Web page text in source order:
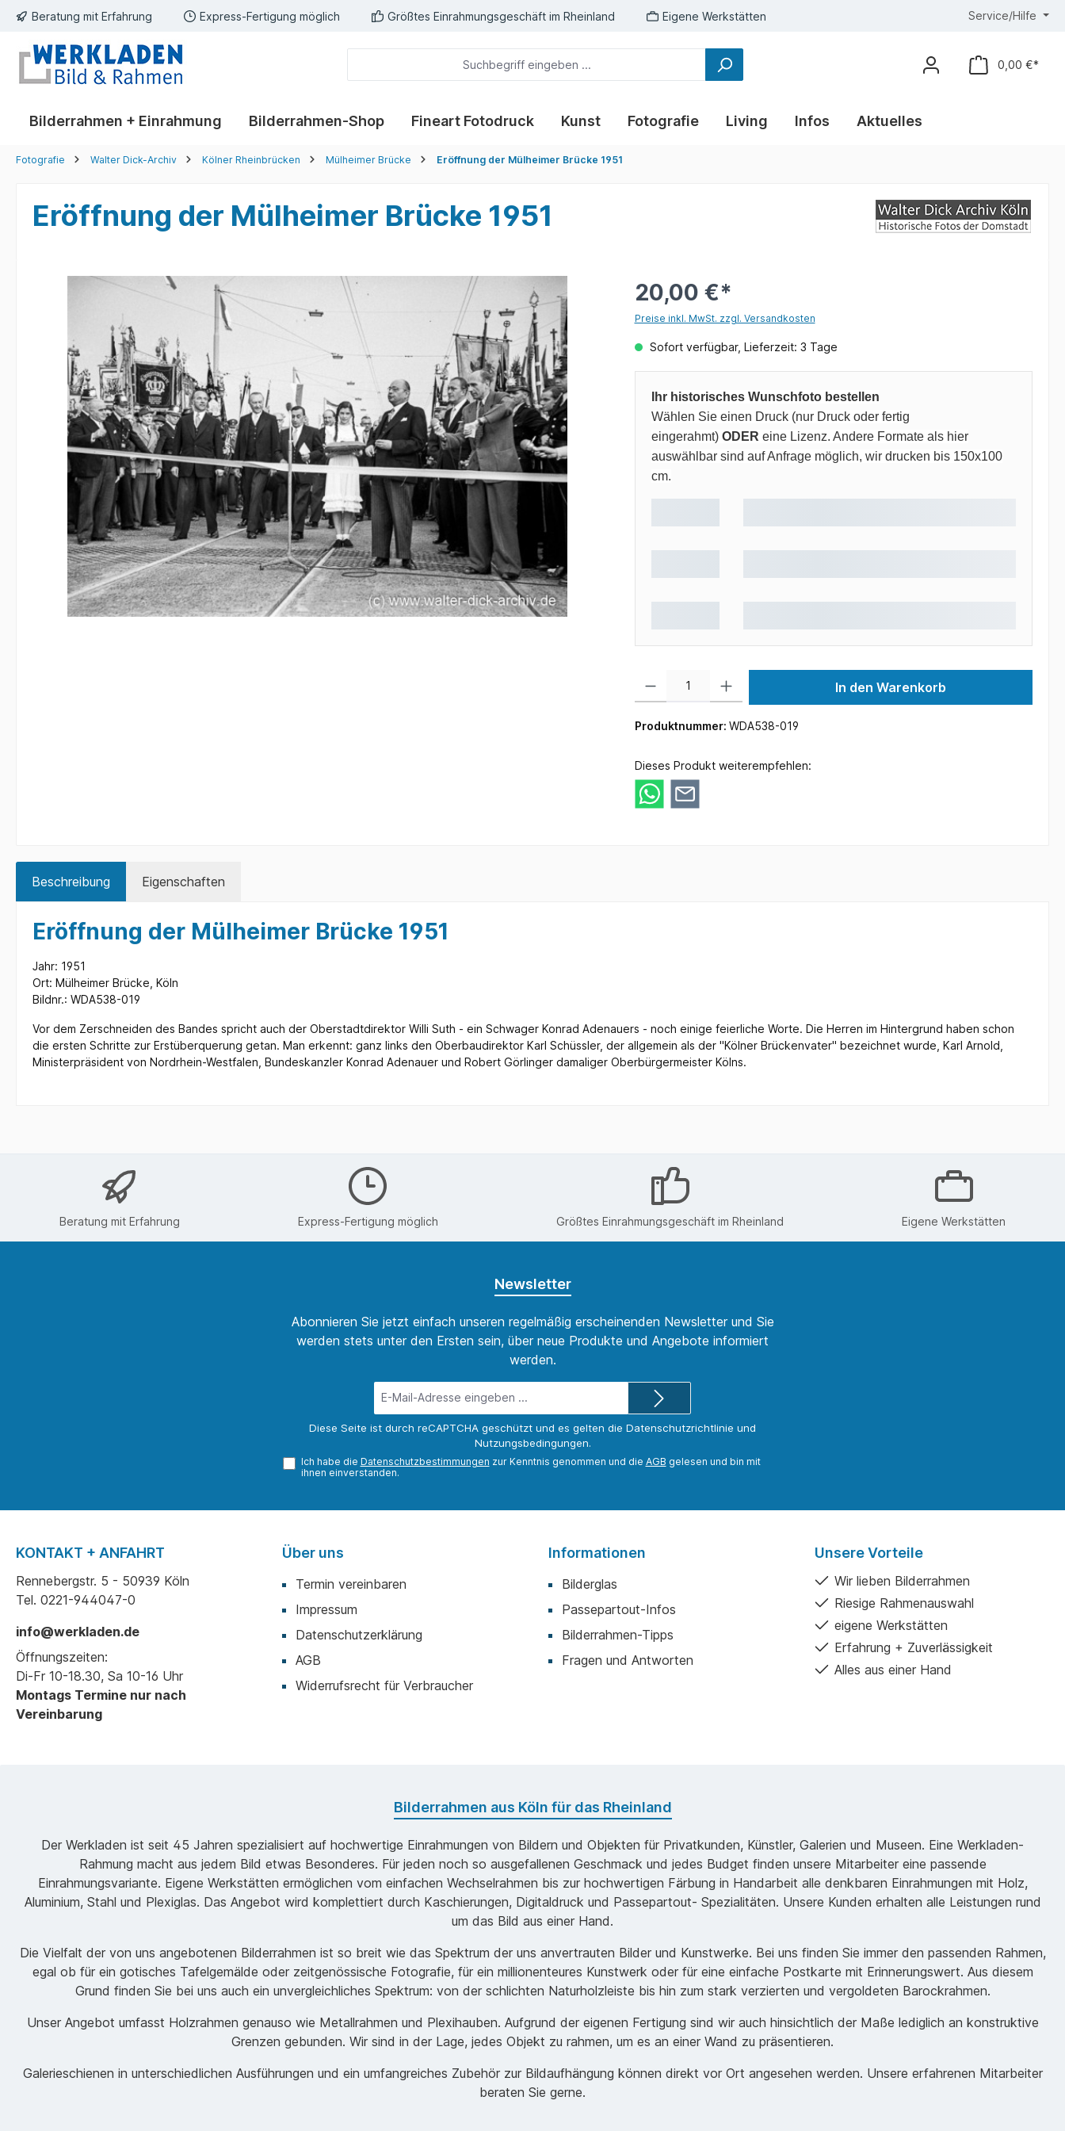
Zur Hauptnavigation springen
Beratung mit Erfahrung Express-Fertigung möglich Größtes Einrahmungsgeschäft im Rheinland Eigene Werkstätten Service/Hilfe
0,00 €*
Bilderrahmen + Einrahmung Bilderrahmen-Shop Fineart Fotodruck Kunst Fotografie Living Infos Aktuelles
Fotografie Walter Dick-Archiv Kölner Rheinbrücken Mülheimer Brücke Eröffnung der Mülheimer Brücke 1951
Eröffnung der Mülheimer Brücke 1951
Bildergalerie überspringen 20,00 €*
Preise inkl. MwSt. zzgl. Versandkosten
Sofort verfügbar, Lieferzeit: 3 Tage
Ihr historisches Wunschfoto bestellen
Wählen Sie einen Druck (nur Druck oder fertig
eingerahmt) ODER eine Lizenz. Andere Formate als hier
auswählbar sind auf Anfrage möglich, wir drucken bis 150x100
cm.
In den Warenkorb
Produktnummer: WDA538-019
Dieses Produkt weiterempfehlen:
Beschreibung Eigenschaften
Eröffnung der Mülheimer Brücke 1951
Jahr: 1951
Ort: Mülheimer Brücke, Köln
Bildnr.: WDA538-019
Vor dem Zerschneiden des Bandes spricht auch der Oberstadtdirektor Willi Suth - ein Schwager Konrad Adenauers - noch einige feierliche Worte. Die Herren im Hintergrund haben schon
die ersten Schritte zur Erstüberquerung getan. Man erkennt: ganz links den Oberbaudirektor Karl Schüssler, der allgemein als der "Kölner Brückenvater" bezeichnet wurde, Karl Arnold,
Ministerpräsident von Nordrhein-Westfalen, Bundeskanzler Konrad Adenauer und Robert Görlinger damaliger Oberbürgermeister Kölns.
Beratung mit Erfahrung Express-Fertigung möglich Größtes Einrahmungsgeschäft im Rheinland Eigene Werkstätten
Newsletter
Abonnieren Sie jetzt einfach unseren regelmäßig erscheinenden Newsletter und Sie
werden stets unter den Ersten sein, über neue Produkte und Angebote informiert
werden.
Mail-
Adresse*
Diese Seite ist durch reCAPTCHA geschützt und es gelten die Datenschutzrichtlinie und
Nutzungsbedingungen.
Ich habe die Datenschutzbestimmungen zur Kenntnis genommen und die AGB gelesen und bin mit
ihnen einverstanden.
KONTAKT + ANFAHRT
Rennebergstr. 5 - 50939 Köln
Tel. 0221-944047-0
info@werkladen.de
Öffnungszeiten:
Di-Fr 10-18.30, Sa 10-16 Uhr
Montags Termine nur nach
Vereinbarung
Über uns
Termin vereinbaren
Impressum
Datenschutzerklärung
AGB
Widerrufsrecht für Verbraucher
Informationen
Bilderglas
Passepartout-Infos
Bilderrahmen-Tipps
Fragen und Antworten
Unsere Vorteile
Wir lieben Bilderrahmen
Riesige Rahmenauswahl
eigene Werkstätten
Erfahrung + Zuverlässigkeit
Alles aus einer Hand
Bilderrahmen aus Köln für das Rheinland
Der Werkladen ist seit 45 Jahren spezialisiert auf hochwertige Einrahmungen von Bildern und Objekten für Privatkunden, Künstler, Galerien und Museen. Eine Werkladen-
Rahmung macht aus jedem Bild etwas Besonderes. Für jeden noch so ausgefallenen Geschmack und jedes Budget finden unsere Mitarbeiter eine passende
Einrahmungsvariante. Eigene Werkstätten ermöglichen vom einfachen Wechselrahmen bis zur hochwertigen Färbung in Handarbeit alle denkbaren Einrahmungen mit Holz,
Aluminium, Stahl und Plexiglas. Das Angebot wird komplettiert durch Kaschierungen, Digitaldruck und Passepartout- Spezialitäten. Unsere Kunden erhalten alle Leistungen rund
um das Bild aus einer Hand.
Die Vielfalt der von uns angebotenen Bilderrahmen ist so breit wie das Spektrum der uns anvertrauten Bilder und Kunstwerke. Bei uns finden Sie immer den passenden Rahmen,
egal ob für ein gotisches Tafelgemälde oder zeitgenössische Fotografie, für ein millionenteures Kunstwerk oder für eine einfache Postkarte mit Erinnerungswert. Aus diesem
Grund finden Sie bei uns auch ein unvergleichliches Spektrum: von der schlichten Naturholzleiste bis hin zum stark verzierten und vergoldeten Barockrahmen.
Unser Angebot umfasst Holzrahmen genauso wie Metallrahmen und Plexihauben. Aufgrund der eigenen Fertigung sind wir auch hinsichtlich der Maße lediglich an konstruktive
Grenzen gebunden. Wir sind in der Lage, jedes Objekt zu rahmen, um es an einer Wand zu präsentieren.
Galerieschienen in unterschiedlichen Ausführungen und ein umfangreiches Zubehör zur Bildaufhängung können direkt vor Ort angesehen werden. Unsere erfahrenen Mitarbeiter
beraten Sie gerne.